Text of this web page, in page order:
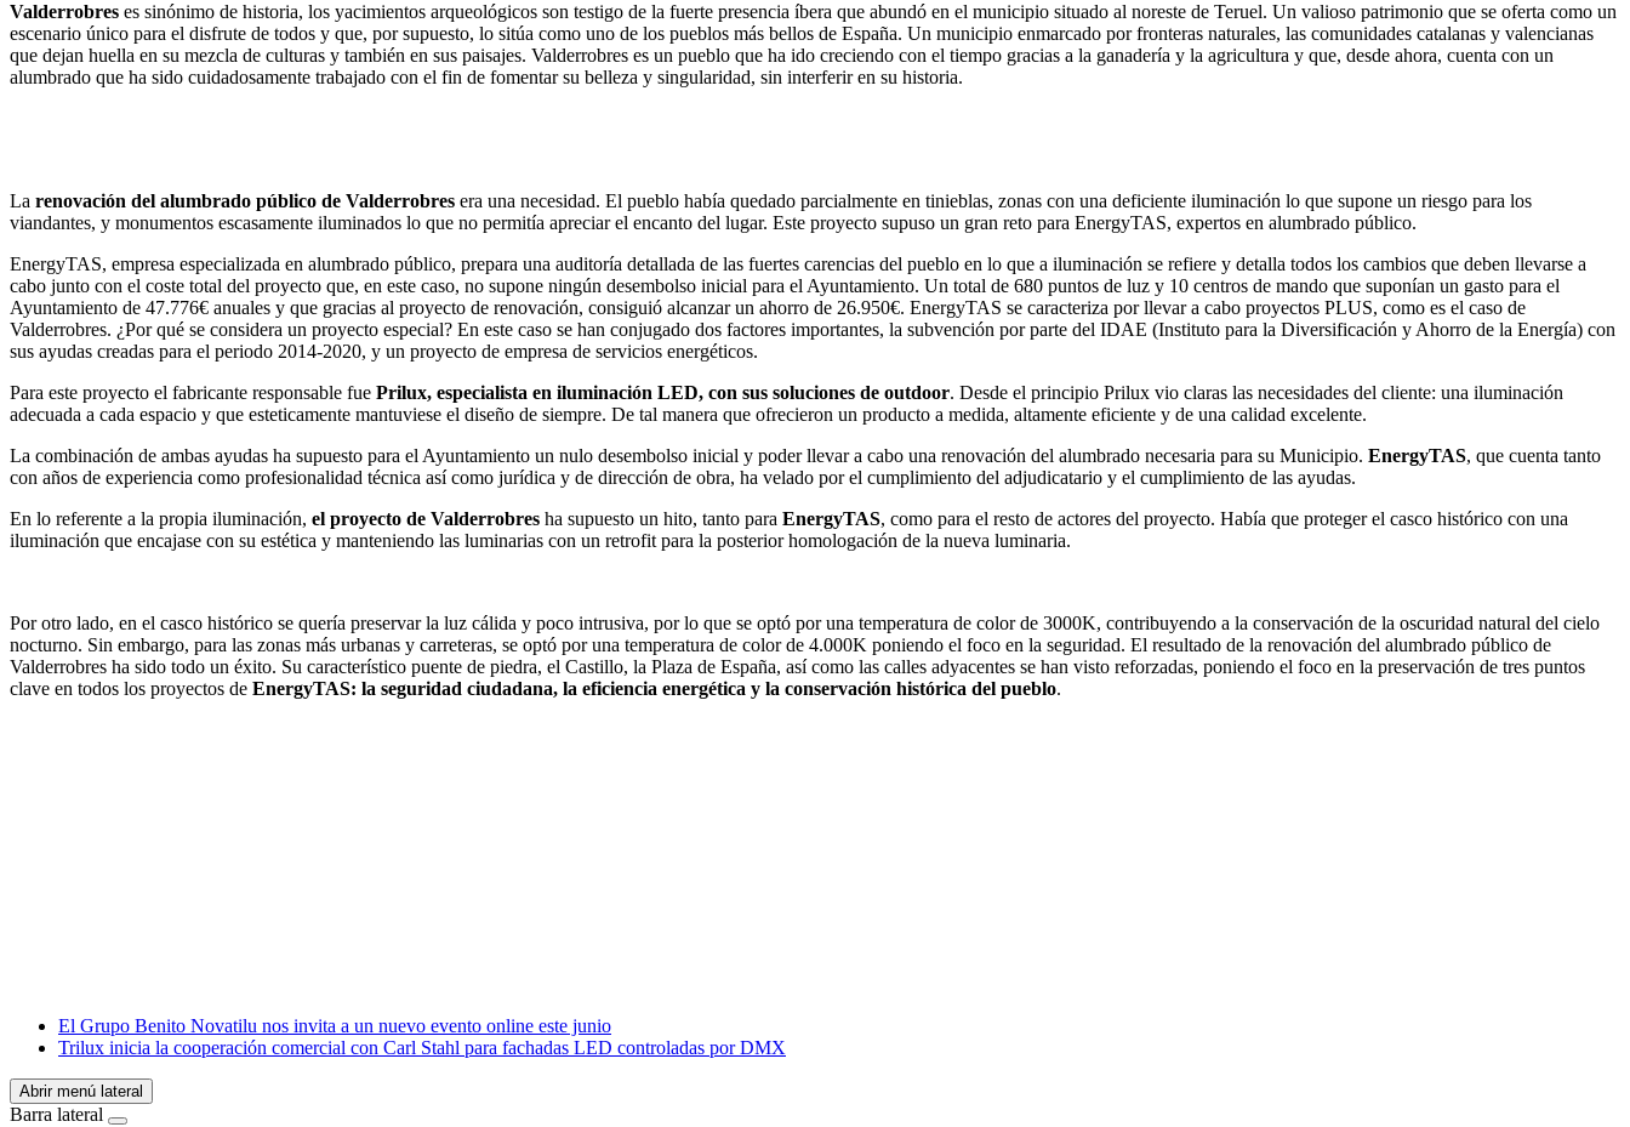
Valderrobres es sinónimo de historia, los yacimientos arqueológicos son testigo de la fuerte presencia íbera que abundó en el municipio situado al noreste de Teruel. Un valioso patrimonio que se oferta como un
escenario único para el disfrute de todos y que, por supuesto, lo sitúa como uno de los pueblos más bellos de España. Un municipio enmarcado por fronteras naturales, las comunidades catalanas y valencianas
que dejan huella en su mezcla de culturas y también en sus paisajes. Valderrobres es un pueblo que ha ido creciendo con el tiempo gracias a la ganadería y la agricultura y que, desde ahora, cuenta con un
alumbrado que ha sido cuidadosamente trabajado con el fin de fomentar su belleza y singularidad, sin interferir en su historia.
La renovación del alumbrado público de Valderrobres era una necesidad. El pueblo había quedado parcialmente en tinieblas, zonas con una deficiente iluminación lo que supone un riesgo para los
viandantes, y monumentos escasamente iluminados lo que no permitía apreciar el encanto del lugar. Este proyecto supuso un gran reto para EnergyTAS, expertos en alumbrado público.
EnergyTAS, empresa especializada en alumbrado público, prepara una auditoría detallada de las fuertes carencias del pueblo en lo que a iluminación se refiere y detalla todos los cambios que deben llevarse a
cabo junto con el coste total del proyecto que, en este caso, no supone ningún desembolso inicial para el Ayuntamiento. Un total de 680 puntos de luz y 10 centros de mando que suponían un gasto para el
Ayuntamiento de 47.776€ anuales y que gracias al proyecto de renovación, consiguió alcanzar un ahorro de 26.950€. EnergyTAS se caracteriza por llevar a cabo proyectos PLUS, como es el caso de
Valderrobres. ¿Por qué se considera un proyecto especial? En este caso se han conjugado dos factores importantes, la subvención por parte del IDAE (Instituto para la Diversificación y Ahorro de la Energía) con
sus ayudas creadas para el periodo 2014-2020, y un proyecto de empresa de servicios energéticos.
Para este proyecto el fabricante responsable fue Prilux, especialista en iluminación LED, con sus soluciones de outdoor. Desde el principio Prilux vio claras las necesidades del cliente: una iluminación
adecuada a cada espacio y que esteticamente mantuviese el diseño de siempre. De tal manera que ofrecieron un producto a medida, altamente eficiente y de una calidad excelente.
La combinación de ambas ayudas ha supuesto para el Ayuntamiento un nulo desembolso inicial y poder llevar a cabo una renovación del alumbrado necesaria para su Municipio. EnergyTAS, que cuenta tanto
con años de experiencia como profesionalidad técnica así como jurídica y de dirección de obra, ha velado por el cumplimiento del adjudicatario y el cumplimiento de las ayudas.
En lo referente a la propia iluminación, el proyecto de Valderrobres ha supuesto un hito, tanto para EnergyTAS, como para el resto de actores del proyecto. Había que proteger el casco histórico con una
iluminación que encajase con su estética y manteniendo las luminarias con un retrofit para la posterior homologación de la nueva luminaria.
Por otro lado, en el casco histórico se quería preservar la luz cálida y poco intrusiva, por lo que se optó por una temperatura de color de 3000K, contribuyendo a la conservación de la oscuridad natural del cielo
nocturno. Sin embargo, para las zonas más urbanas y carreteras, se optó por una temperatura de color de 4.000K poniendo el foco en la seguridad. El resultado de la renovación del alumbrado público de
Valderrobres ha sido todo un éxito. Su característico puente de piedra, el Castillo, la Plaza de España, así como las calles adyacentes se han visto reforzadas, poniendo el foco en la preservación de tres puntos
clave en todos los proyectos de EnergyTAS: la seguridad ciudadana, la eficiencia energética y la conservación histórica del pueblo.
WhatsApp
El Grupo Benito Novatilu nos invita a un nuevo evento online este junio
Trilux inicia la cooperación comercial con Carl Stahl para fachadas LED controladas por DMX
Abrir menú lateral
Barra lateral